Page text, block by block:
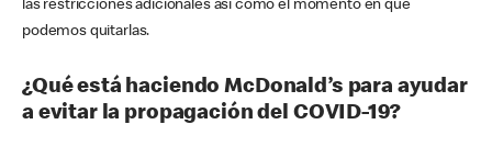
las restricciones adicionales así como el momento en que
podemos quitarlas.
¿Qué está haciendo McDonald’s para ayudar
a evitar la propagación del COVID-19?